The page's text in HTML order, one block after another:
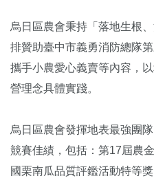
烏日區農會秉持「落地生根
排贊助臺中市義勇消防總隊
攜手小農愛心義賣等內容，
營理念具體實踐。
烏日區農會發揮地表最強團
競賽佳績，包括：第17屆農
國栗南瓜品質評鑑活動特等